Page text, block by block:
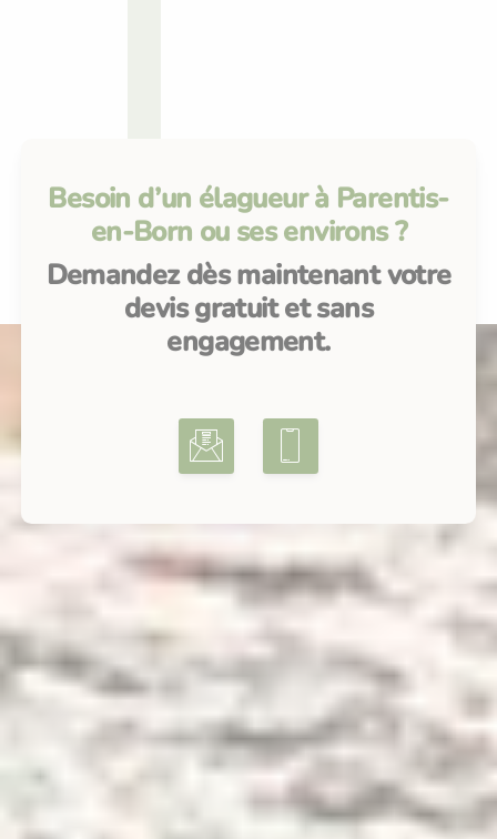
Besoin d’un élagueur à Parentis-
en-Born ou ses environs ?
Demandez dès maintenant votre
devis gratuit et sans
engagement.